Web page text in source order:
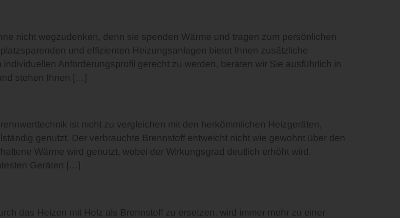
nicht wegzudenken, denn sie spenden Wärme und tragen zum persönlichen
und effizienten Heizungsanlagen bietet Ihnen zusätzliche
Anforderungsprofil gerecht zu werden, beraten wir Sie ausführlich in
stehen Ihnen […]
ist nicht zu vergleichen mit den herkömmlichen Heizgeräten,
genutzt. Der verbrauchte Brennstoff entweicht nicht wie gewohnt über den
Wärme wird genutzt, wobei der Wirkungsgrad deutlich erhöht wird.
Geräten […]
das Heizen mit Holz als Brennstoff zu ersetzen, wird immer mehr zu einer